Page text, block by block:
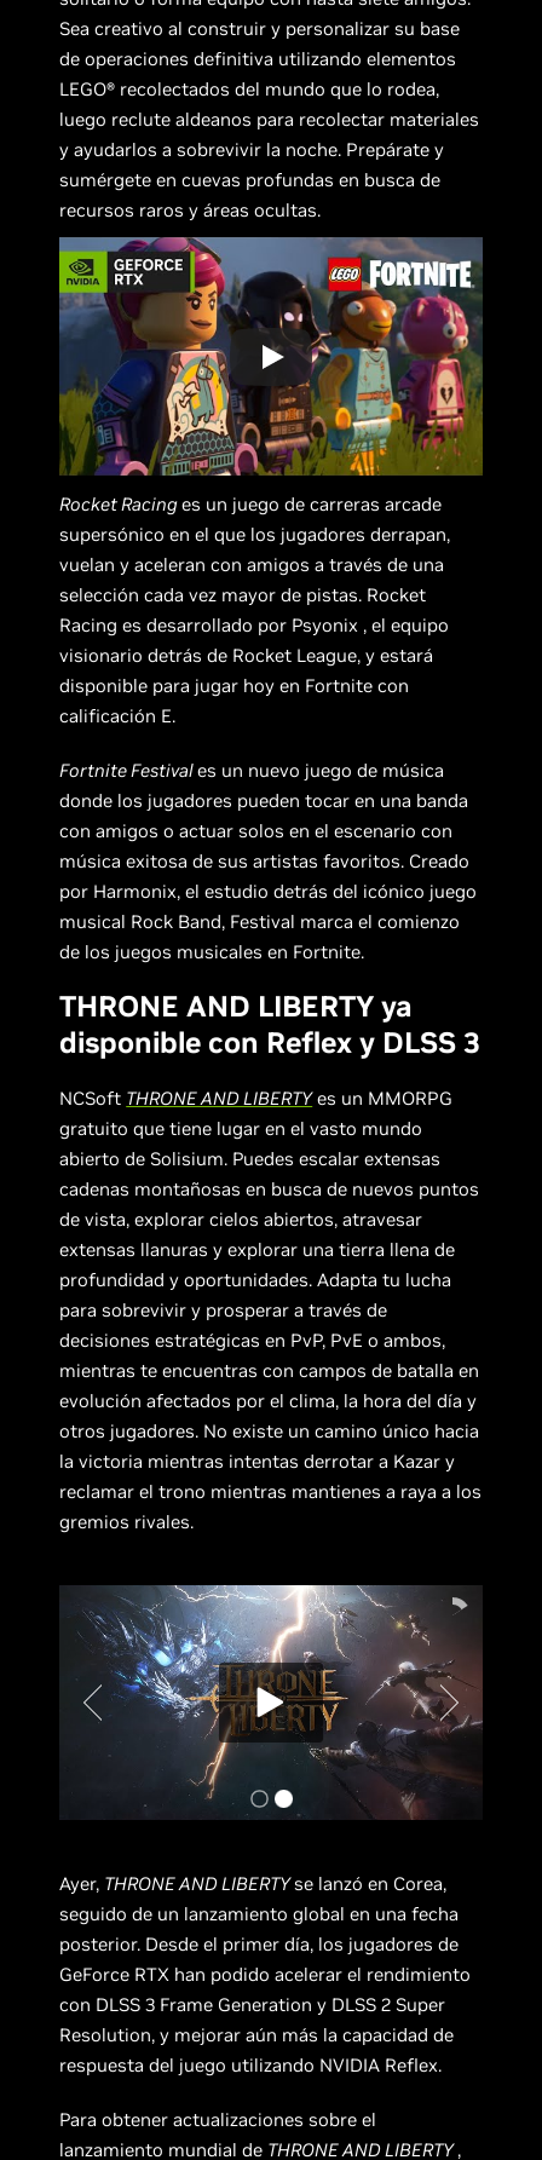
Sea creativo al construir y personalizar su base
de operaciones definitiva utilizando elementos
LEGO® recolectados del mundo que lo rodea,
luego reclute aldeanos para recolectar materiales
y ayudarlos a sobrevivir la noche. Prepárate y
sumérgete en cuevas profundas en busca de
recursos raros y áreas ocultas.
Rocket Racinges un juego de carreras arcade
supersónico en el que los jugadores derrapan,
vuelan y aceleran con amigos a través de una
selección cada vez mayor de pistas. Rocket
Racing es desarrollado por Psyonix , el equipo
visionario detrás de Rocket League, y estará
disponible para jugar hoy en Fortnite con
calificación E.
Fortnite Festivales un nuevo juego de música
donde los jugadores pueden tocar en una banda
con amigos o actuar solos en el escenario con
música exitosa de sus artistas favoritos. Creado
por Harmonix, el estudio detrás del icónico juego
musical Rock Band, Festival marca el comienzo
de los juegos musicales en Fortnite.
THRONE AND LIBERTY ya
disponible con Reflex y DLSS 3
NCSoft THRONE AND LIBERTYes un MMORPG
gratuito que tiene lugar en el vasto mundo
abierto de Solisium. Puedes escalar extensas
cadenas montañosas en busca de nuevos puntos
de vista, explorar cielos abiertos, atravesar
extensas llanuras y explorar una tierra llena de
profundidad y oportunidades. Adapta tu lucha
para sobrevivir y prosperar a través de
decisiones estratégicas en PvP, PvE o ambos,
mientras te encuentras con campos de batalla en
evolución afectados por el clima, la hora del día y
otros jugadores. No existe un camino único hacia
la victoria mientras intentas derrotar a Kazar y
reclamar el trono mientras mantienes a raya a los
gremios rivales.
Ayer, THRONE AND LIBERTYse lanzó en Corea,
seguido de un lanzamiento global en una fecha
posterior. Desde el primer día, los jugadores de
GeForce RTX han podido acelerar el rendimiento
con DLSS 3 Frame Generation y DLSS 2 Super
Resolution, y mejorar aún más la capacidad de
respuesta del juego utilizando NVIDIA Reflex.
Para obtener actualizaciones sobre el
lanzamiento mundial de THRONE AND LIBERTY,